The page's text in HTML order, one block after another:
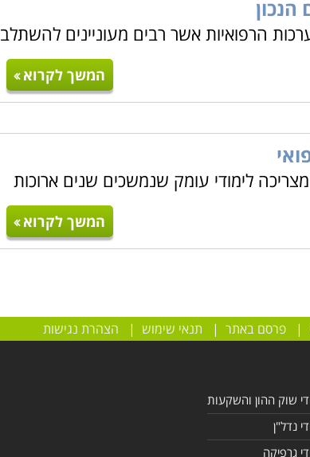
הרפואיות אשר רבים מעוניינים להשתלב
המשך לקרוא
לימודי עומק שנמשכים שנים ארוכות
המשך לקרוא
|פרסם באתר | תנאי שימוש | הצהרת נגישות
שוק ההון והשקעות
נדל"ן
גרפיקה